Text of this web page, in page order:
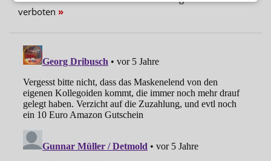
verboten